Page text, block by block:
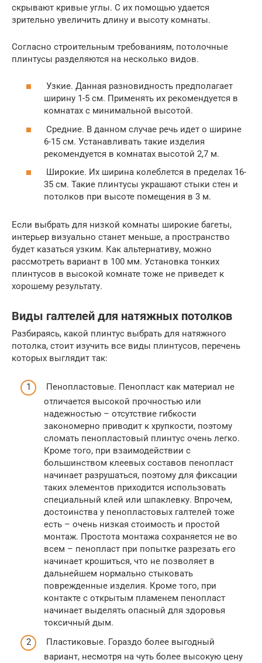
скрывают кривые углы. С их помощью удается
зрительно увеличить длину и высоту комнаты.
Согласно строительным требованиям, потолочные
плинтусы разделяются на несколько видов.
Узкие. Данная разновидность предполагает
ширину 1-5 см. Применять их рекомендуется в
комнатах с минимальной высотой.
Средние. В данном случае речь идет о ширине
6-15 см. Устанавливать такие изделия
рекомендуется в комнатах высотой 2,7 м.
Широкие. Их ширина колеблется в пределах 16-
35 см. Такие плинтусы украшают стыки стен и
потолков при высоте помещения в 3 м.
Если выбрать для низкой комнаты широкие багеты,
интерьер визуально станет меньше, а пространство
будет казаться узким. Как альтернативу, можно
рассмотреть вариант в 100 мм. Установка тонких
плинтусов в высокой комнате тоже не приведет к
хорошему результату.
Виды галтелей для натяжных потолков
Разбираясь, какой плинтус выбрать для натяжного
потолка, стоит изучить все виды плинтусов, перечень
которых выглядит так:
Пенопластовые. Пенопласт как материал не
отличается высокой прочностью или
надежностью – отсутствие гибкости
закономерно приводит к хрупкости, поэтому
сломать пенопластовый плинтус очень легко.
Кроме того, при взаимодействии с
большинством клеевых составов пенопласт
начинает разрушаться, поэтому для фиксации
таких элементов приходится использовать
специальный клей или шпаклевку. Впрочем,
достоинства у пенопластовых галтелей тоже
есть – очень низкая стоимость и простой
монтаж. Простота монтажа сохраняется не во
всем – пенопласт при попытке разрезать его
начинает крошиться, что не позволяет в
дальнейшем нормально стыковать
поврежденные изделия. Кроме того, при
контакте с открытым пламенем пенопласт
начинает выделять опасный для здоровья
токсичный дым.
Пластиковые. Гораздо более выгодный
вариант, несмотря на чуть более высокую цену